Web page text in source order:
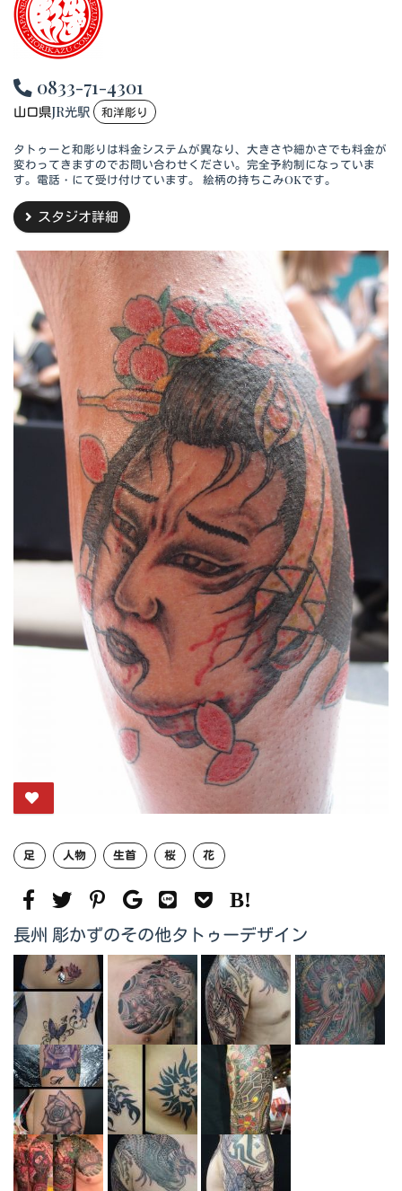
0833-71-4301
山口県JR光駅 和洋彫り
タトゥーと和彫りは料金システムが異なり、大きさや細かさでも料金が
変わってきますのでお問い合わせください。完全予約制になっていま
す。電話・にて受け付けています。 絵柄の持ちこみOKです。
スタジオ詳細
足 人物 生首 桜 花
長州 彫かずのその他タトゥーデザイン